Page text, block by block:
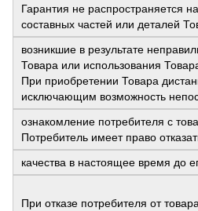
Гарантия не распространяется
составных частей или деталей
возникшие в результате
Товара или использования
При приобретении Товара
исключающим возможность
ознакомление потребителя с
Потребитель имеет право
качества в настоящее время до
При отказе потребителя от